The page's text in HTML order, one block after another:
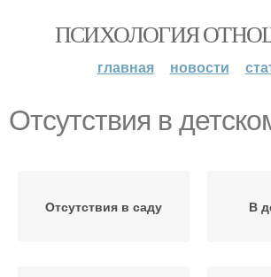
ПСИХОЛОГИЯ
главная новости
Отсутствия в
Отсутствия в саду В